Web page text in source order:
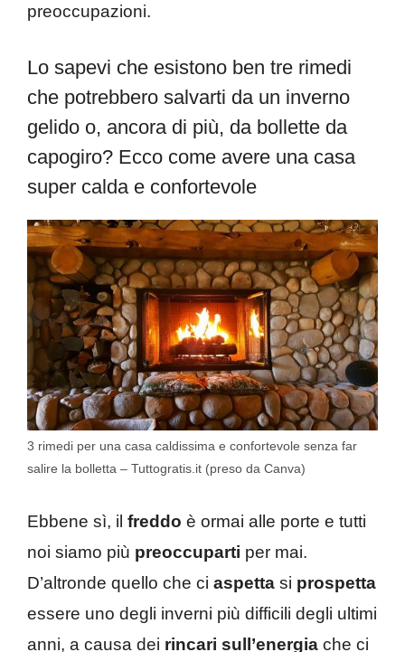
preoccupazioni.
Lo sapevi che esistono ben tre rimedi
che potrebbero salvarti da un inverno
gelido o, ancora di più, da bollette da
capogiro? Ecco come avere una casa
super calda e confortevole
3 rimedi per una casa caldissima e confortevole senza far
salire la bolletta – Tuttogratis.it (preso da Canva)
Ebbene sì, il freddo è ormai alle porte e tutti
noi siamo più preoccuparti per mai.
D’altronde quello che ci aspetta si prospetta
essere uno degli inverni più difficili degli ultimi
anni, a causa dei rincari sull’energia che ci